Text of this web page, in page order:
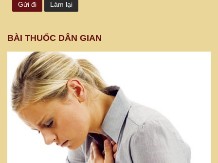
BÀI THUỐC DÂN GIAN